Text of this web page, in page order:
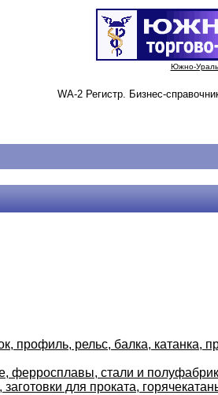
Южно-
WA-2 Регистр. Бизнес-
профиль, рельс, балка, катанка,
ферросплавы, стали и
для проката,